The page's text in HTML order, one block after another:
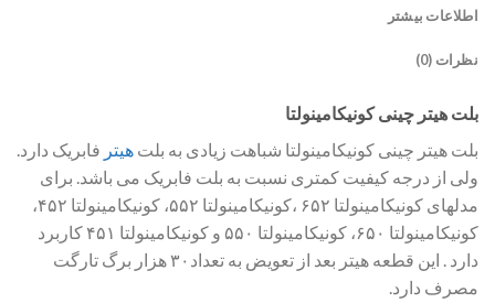
اطلاعات بیشتر
نظرات (0)
بلت هیتر چینی کونیکامینولتا
بلت هیتر چینی کونیکامینولتا شباهت زیادی به بلت هیتر فابریک دارد.
ولی از درجه کیفیت کمتری نسبت به بلت فابریک می باشد. برای
مدلهای کونیکامینولتا ۶۵۲ ،کونیکامینولتا ۵۵۲، کونیکامینولتا ۴۵۲،
کونیکامینولتا ۶۵۰، کونیکامینولتا ۵۵۰ و کونیکامینولتا ۴۵۱ کاربرد
دارد . این قطعه هیتر بعد از تعویض به تعداد۳۰ هزار برگ تارگت
مصرف دارد.